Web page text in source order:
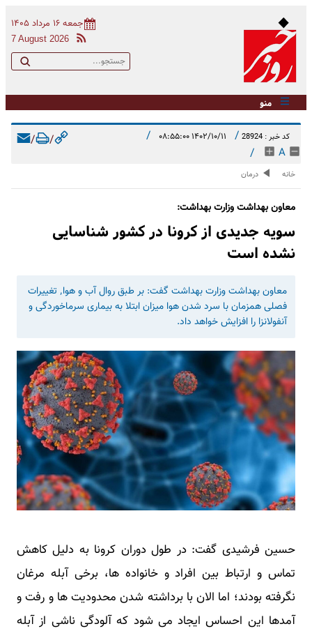
جمعه ۱۶ مرداد ۱۴۰۵
7 August 2026
منو
کد خبر : 28924 / ۱۴۰۲/۱۰/۱۱ ۰۸:۵۵:۰۰ /
A
/
/
/
خانه درمان
معاون بهداشت وزارت بهداشت:
سویه جدیدی از کرونا در کشور شناسایی
نشده است
معاون بهداشت وزارت بهداشت گفت: بر طبق روال آب و هوا٬ تغییرات
فصلی همزمان با سرد شدن هوا میزان ابتلا به بیماری سرماخوردگی و
آنفولانزا را افزایش خواهد داد.
حسین فرشیدی گفت: در طول دوران کرونا به دلیل کاهش
تماس و ارتباط بین افراد و خانواده ها، برخی آبله مرغان
نگرفته بودند؛ اما الان با برداشته شدن محدودیت ها و رفت و
آمدها این احساس ایجاد می شود که آلودگی ناشی از آبله